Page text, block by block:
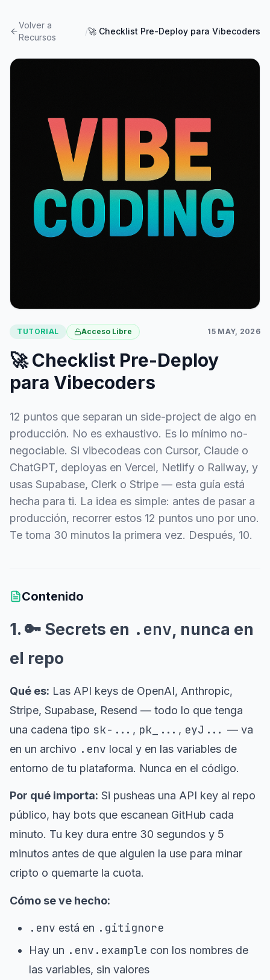
Volver a
Recursos
/🚀 Checklist Pre-Deploy para Vibecoders
TUTORIAL Acceso Libre 15 MAY, 2026
🚀 Checklist Pre-Deploy
para Vibecoders
12 puntos que separan un side-project de algo en
producción. No es exhaustivo. Es lo mínimo no-
negociable. Si vibecodeas con Cursor, Claude o
ChatGPT, deployas en Vercel, Netlify o Railway, y
usas Supabase, Clerk o Stripe — esta guía está
hecha para ti. La idea es simple: antes de pasar a
producción, recorrer estos 12 puntos uno por uno.
Te toma 30 minutos la primera vez. Después, 10.
Contenido
1. 🔑 Secrets en .env, nunca en
el repo
Qué es: Las API keys de OpenAI, Anthropic,
Stripe, Supabase, Resend — todo lo que tenga
una cadena tipo sk-... , pk_... , eyJ... — va
en un archivo .env local y en las variables de
entorno de tu plataforma. Nunca en el código.
Por qué importa: Si pusheas una API key al repo
público, hay bots que escanean GitHub cada
minuto. Tu key dura entre 30 segundos y 5
minutos antes de que alguien la use para minar
cripto o quemarte la cuota.
Cómo se ve hecho:
.env está en .gitignore
Hay un .env.example con los nombres de
las variables, sin valores